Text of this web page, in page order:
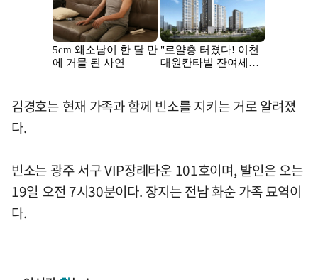
김경호는 현재 가족과 함께 빈소를 지키는 거로 알려졌
다.
빈소는 광주 서구 VIP장례타운 101호이며, 발인은 오는
19일 오전 7시30분이다. 장지는 전남 화순 가족 묘역이
다.